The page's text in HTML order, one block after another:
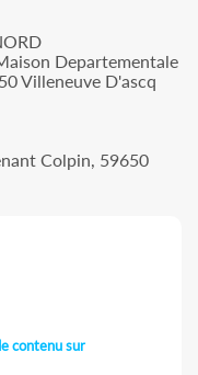
Departementale
Villeneuve D'ascq
Colpin, 59650
contenu sur